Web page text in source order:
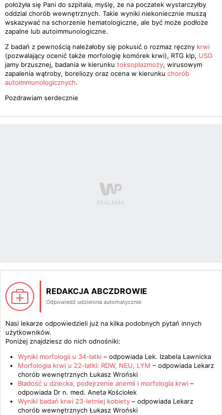
położyła się Pani do szpitala, myślę, że na poczatek wystarczyłby
oddzial chorób wewnętrznych. Takie wyniki niekoniecznie muszą
wskazywać na schorzenie hematologiczne, ale być może podłoże
zapalne lub autoimmunologiczne.
Z badań z pewnością należałoby się pokusić o rozmaz ręczny krwi
(pozwalający ocenić także morfologię komórek krwi), RTG klp, USG
jamy brzusznej, badania w kierunku toksoplazmozy, wirusowym
zapalenia wątroby, boreliozy oraz ocena w kierunku chorób
autoimmunologicznych.
Pozdrawiam serdecznie
REDAKCJA ABCZDROWIE
Odpowiedź udzielona automatycznie
Nasi lekarze odpowiedzieli już na kilka podobnych pytań innych
użytkowników.
Poniżej znajdziesz do nich odnośniki:
Wyniki morfologii u 34-latki – odpowiada Lek. Izabela Ławnicka
Morfologia krwi u 22-latki: RDW, NEU, LYM – odpowiada Lekarz
chorób wewnętrznych Łukasz Wroński
Bladość u dziecka, podejrzenie anemii i morfologia krwi –
odpowiada Dr n. med. Aneta Kościołek
Wyniki badań krwi 23-letniej kobiety – odpowiada Lekarz
chorób wewnętrznych Łukasz Wroński